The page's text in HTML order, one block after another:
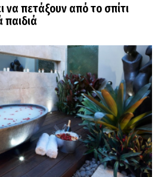
να πετάξουν από το σπίτι
παιδιά